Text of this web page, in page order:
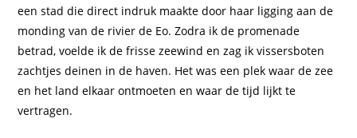
een stad die direct indruk maakte door haar ligging aan de
monding van de rivier de Eo. Zodra ik de promenade
betrad, voelde ik de frisse zeewind en zag ik vissersboten
zachtjes deinen in de haven. Het was een plek waar de zee
en het land elkaar ontmoeten en waar de tijd lijkt te
vertragen.